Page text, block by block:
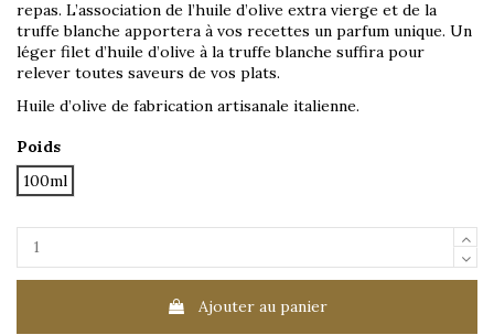
repas. L’association de l’huile d’olive extra vierge et de la
truffe blanche apportera à vos recettes un parfum unique. Un
léger filet d’huile d’olive à la truffe blanche suffira pour
relever toutes saveurs de vos plats.
Huile d’olive de fabrication artisanale italienne.
Poids
100ml
Ajouter au panier